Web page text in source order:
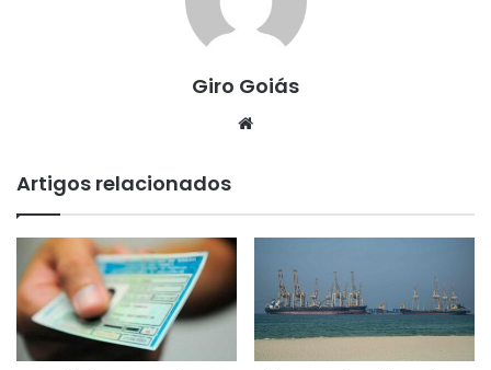
Giro Goiás
Website
Artigos relacionados